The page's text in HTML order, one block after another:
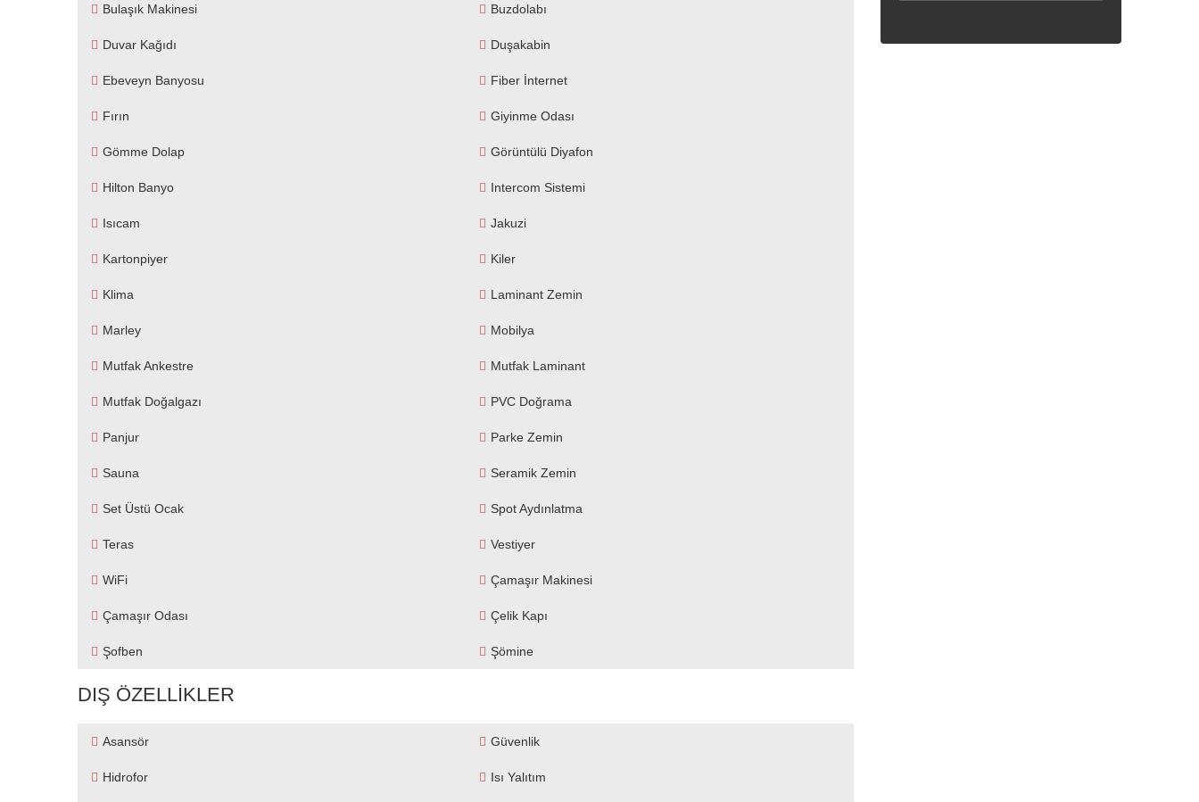
Bulaşık Makinesi Buzdolabı
Duvar Kağıdı Duşakabin
Ebeveyn Banyosu Fiber İnternet
Fırın Giyinme Odası
Gömme Dolap Görüntülü Diyafon
Hilton Banyo Intercom Sistemi
Isıcam Jakuzi
Kartonpiyer Kiler
Klima Laminant Zemin
Marley Mobilya
Mutfak Ankestre Mutfak Laminant
Mutfak Doğalgazı PVC Doğrama
Panjur Parke Zemin
Sauna Seramik Zemin
Set Üstü Ocak Spot Aydınlatma
Teras Vestiyer
WiFi Çamaşır Makinesi
Çamaşır Odası Çelik Kapı
Şofben Şömine
DIŞ ÖZELLIKLER
Asansör Güvenlik
Hidrofor Isı Yalıtım